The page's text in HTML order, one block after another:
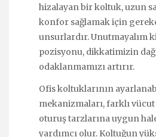
hizalayan bir koltuk, uzun
konfor sağlamak için
unsurlardır. Unutmayalım
pozisyonu, dikkatimizin
odaklanmamızı artırır.
Ofis koltuklarının
mekanizmaları, farklı
oturuş tarzlarına uygun
yardımcı olur. Koltuğun